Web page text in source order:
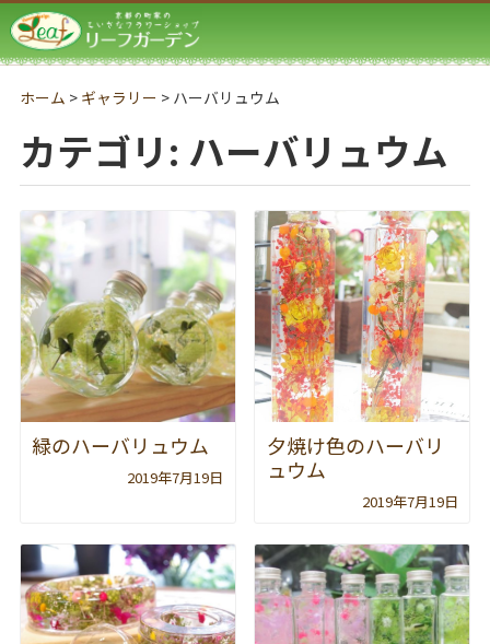
リーフガーデン
ホーム > ギャラリー > ハーバリュウム
カテゴリ: ハーバリュウム
緑のハーバリュウム
2019年7月19日
夕焼け色のハーバリ
ュウム
2019年7月19日